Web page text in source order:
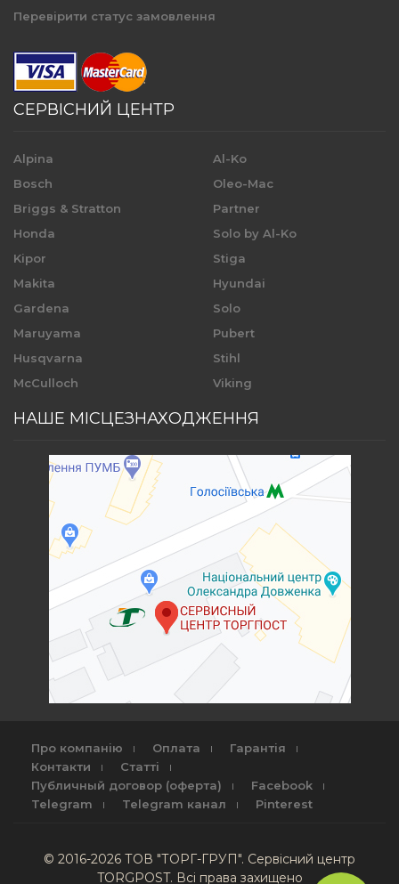
Перевірити статус замовлення
СЕРВІСНИЙ ЦЕНТР
Alpina
Bosch
Briggs & Stratton
Honda
Kipor
Makita
Gardena
Maruyama
Husqvarna
McCulloch
Al-Ko
Oleo-Mac
Partner
Solo by Al-Ko
Stiga
Hyundai
Solo
Pubert
Stihl
Viking
НАШЕ МІСЦЕЗНАХОДЖЕННЯ
Про компанію Оплата
Гарантія
Контакти
Статті
Публичный договор (оферта)
Facebook
Telegram
Telegram канал Pinterest
© 2016-2026 ТОВ "ТОРГ-ГРУП". Сервісний центр
TORGPOST. Всі права захищено